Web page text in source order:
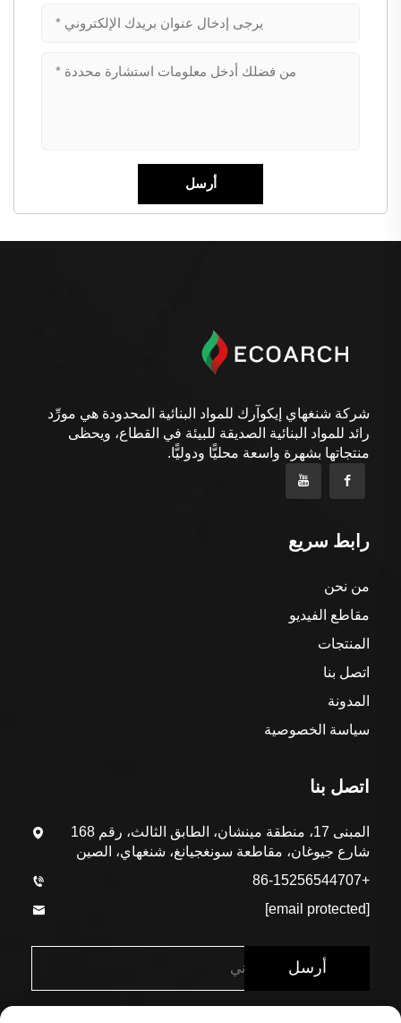
شركة شنغهاي إيكوآرك للمواد البنائية المحدودة هي مورِّد
رائد للمواد البنائية الصديقة للبيئة في القطاع، ويحظى
منتجاتها بشهرة واسعة محليًّا ودوليًّا.
رابط سريع
من نحن
مقاطع الفيديو
المنتجات
اتصل بنا
المدونة
سياسة الخصوصية
اتصل بنا
المبنى 17، منطقة مينشان، الطابق الثالث، رقم 168
شارع جيوغان، مقاطعة سونغجيانغ، شنغهاي، الصين
+86-15256544707
[email protected]
أرسل